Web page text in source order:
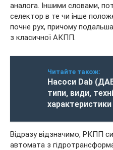
аналога. Іншими словами,
селектор в те чи інше
почне рух, причому
з класичної АКПП.
Читайте також:
Насоси Dab
типи, види,
характеристики
Відразу відзначимо, РКПП
автомата з